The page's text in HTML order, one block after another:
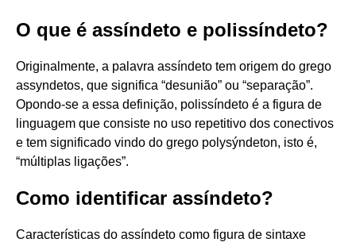
O que é assíndeto e polissíndeto?
Originalmente, a palavra assíndeto tem origem do grego
assyndetos, que significa “desunião” ou “separação”.
Opondo-se a essa definição, polissíndeto é a figura de
linguagem que consiste no uso repetitivo dos conectivos
e tem significado vindo do grego polysýndeton, isto é,
“múltiplas ligações”.
Como identificar assíndeto?
Características do assíndeto como figura de sintaxe